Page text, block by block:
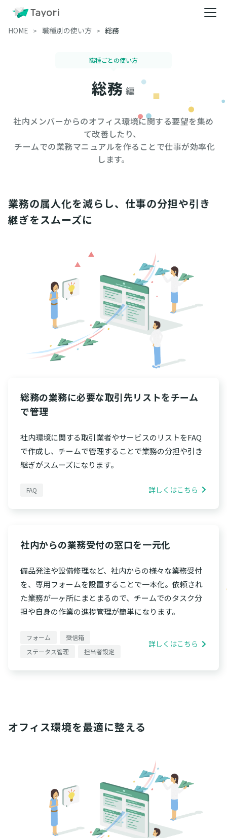
HOME 職種別の使い方 総務
職種ごとの使い方
総務 編
社内メンバーからのオフィス環境に関する要望を集め
て改善したり、
します。
業務の属人化を減らし、仕事の分担や引き
継ぎをスムーズに
総務の業務に必要な取引先リストをチーム
で管理
社内環境に関する取引業者やサービスのリストをFAQ
で作成し、チームで管理することで業務の分担や引き
継ぎがスムーズになります。
FAQ 詳しくはこちら
社内からの業務受付の窓口を一元化
備品発注や設備修理など、社内からの様々な業務受付
を、専用フォームを設置することで一本化。依頼され
た業務が一ヶ所にまとまるので、チームでのタスク分
担や自身の作業の進捗管理が簡単になります。
フォーム
受信箱
ステータス管理
担当者設定
詳しくはこちら
オフィス環境を最適に整える